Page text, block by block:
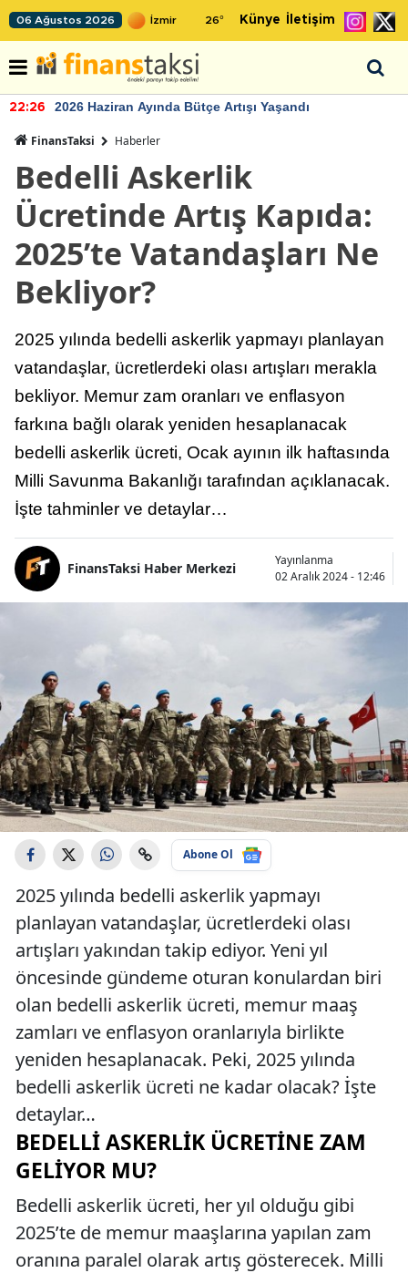
06 Ağustos 2026 26° Künye İletişim
22:26 2026 Haziran Ayında Bütçe Artışı Yaşandı
FinansTaksi Haberler
Bedelli Askerlik
Ücretinde Artış Kapıda:
2025’te Vatandaşları Ne
Bekliyor?
2025 yılında bedelli askerlik yapmayı planlayan
vatandaşlar, ücretlerdeki olası artışları merakla
bekliyor. Memur zam oranları ve enflasyon
farkına bağlı olarak yeniden hesaplanacak
bedelli askerlik ücreti, Ocak ayının ilk haftasında
Milli Savunma Bakanlığı tarafından açıklanacak.
İşte tahminler ve detaylar…
FinansTaksi Haber Merkezi
Yayınlanma
02 Aralık 2024 - 12:46
Abone Ol
2025 yılında bedelli askerlik yapmayı
planlayan vatandaşlar, ücretlerdeki olası
artışları yakından takip ediyor. Yeni yıl
öncesinde gündeme oturan konulardan biri
olan bedelli askerlik ücreti, memur maaş
zamları ve enflasyon oranlarıyla birlikte
yeniden hesaplanacak. Peki, 2025 yılında
bedelli askerlik ücreti ne kadar olacak? İşte
detaylar…
BEDELLI ASKERLIK ÜCRETINE ZAM
GELIYOR MU?
Bedelli askerlik ücreti, her yıl olduğu gibi
2025’te de memur maaşlarına yapılan zam
oranına paralel olarak artış gösterecek. Milli